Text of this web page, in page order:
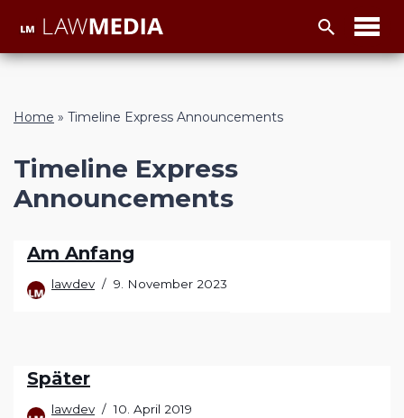
I
h
a
l
Home » Timeline Express Announcements
Timeline Express
Announcements
Am Anfang
lawdev 9. November 2023
Später
lawdev 10. April 2019